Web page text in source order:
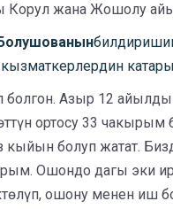
жана Жошолу
болгон. Азыр 12
ортосу 33 чакырым
болуп жатат.
Ошондо дагы эки
ошону менен иш